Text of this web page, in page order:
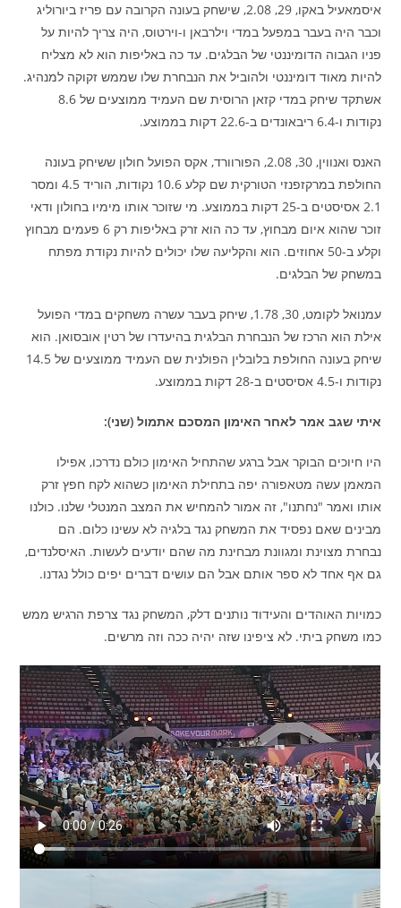
איסמאעיל באקו, 29, 2.08, שישחק בעונה הקרובה עם פריז ביורוליג
וכבר היה בעבר במפעל במדי וילרבאן ו-וירטוס, היה צריך להיות על
פניו הגבוה הדומיננטי של הבלגים. עד כה באליפות הוא לא מצליח
להיות מאוד דומיננטי ולהוביל את הנבחרת שלו שממש זקוקה למנהיג.
אשתקד שיחק במדי קזאן הרוסית שם העמיד ממוצעים של 8.6
נקודות ו-6.4 ריבאונדים ב-22.6 דקות בממוצע.
האנס ואנווין, 30, 2.08, הפורוורד, אקס הפועל חולון ששיחק בעונה
החולפת במרקזפנזי הטורקית שם קלע 10.6 נקודות, הוריד 4.5 ומסר
2.1 אסיסטים ב-25 דקות בממוצע. מי שזוכר אותו מימיו בחולון ודאי
זוכר שהוא איום מבחוץ, עד כה הוא זרק באליפות רק 6 פעמים מבחוץ
וקלע ב-50 אחוזים. הוא והקליעה שלו יכולים להיות נקודת מפתח
במשחק של הבלגים.
עמנואל לקומט, 30, 1.78, שיחק בעבר עשרה משחקים במדי הפועל
אילת הוא הרכז של הנבחרת הבלגית בהיעדרו של רטין אובסואן. הוא
שיחק בעונה החולפת בלובלין הפולנית שם העמיד ממוצעים של 14.5
נקודות ו-4.5 אסיסטים ב-28 דקות בממוצע.
איתי שגב אמר לאחר האימון המסכם אתמול (שני):
היו חיוכים הבוקר אבל ברגע שהתחיל האימון כולם נדרכו, אפילו
המאמן עשה מטאפורה יפה בתחילת האימון כשהוא לקח חפץ זרק
אותו ואמר "נחתנו", זה אמור להמחיש את המצב המנטלי שלנו. כולנו
מבינים שאם נפסיד את המשחק נגד בלגיה לא עשינו כלום. הם
נבחרת מצוינת ומגוונת מבחינת מה שהם יודעים לעשות. האיסלנדים,
גם אף אחד לא ספר אותם אבל הם עושים דברים יפים כולל נגדנו.
כמויות האוהדים והעידוד נותנים דלק, המשחק נגד צרפת הרגיש ממש
כמו משחק ביתי. לא ציפינו שזה יהיה ככה וזה מרשים.